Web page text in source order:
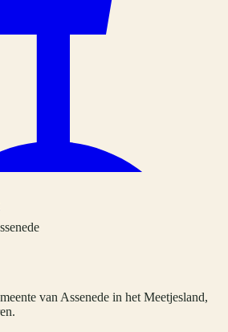
van Assenede in het Meetjesland,
.